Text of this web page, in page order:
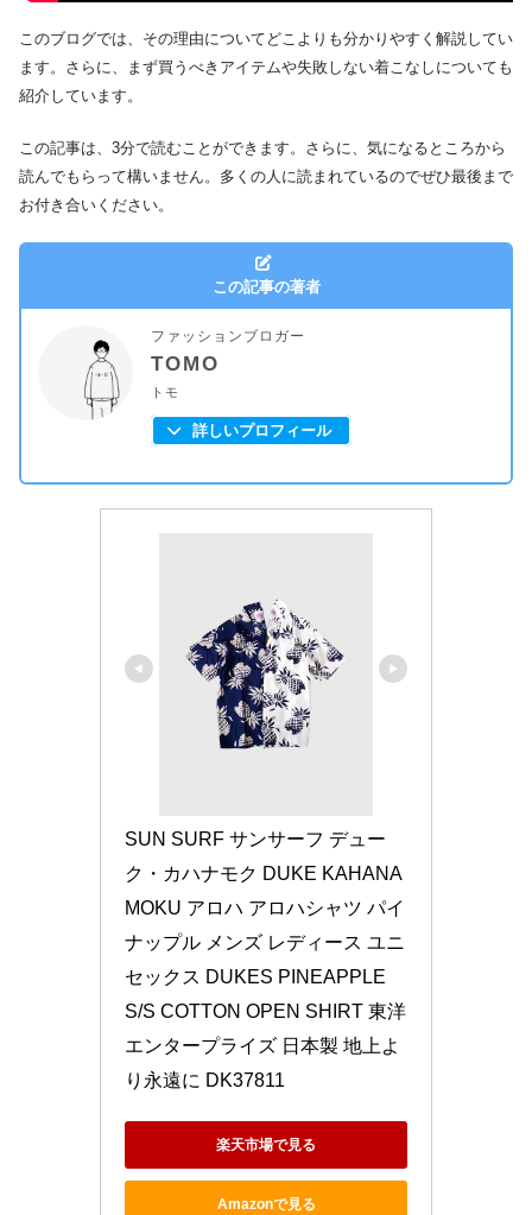
このブログでは、その理由についてどこよりも分かりやすく解説してい
ます。さらに、まず買うべきアイテムや失敗しない着こなしについても
紹介しています。
この記事は、3分で読むことができます。さらに、気になるところから
読んでもらって構いません。多くの人に読まれているのでぜひ最後まで
お付き合いください。
この記事の著者
ファッションブロガー
TOMO
トモ
詳しいプロフィール
SUN SURF サンサーフ デュー
ク・カハナモク DUKE KAHANA
MOKU アロハ アロハシャツ パイ
ナップル メンズ レディース ユニ
セックス DUKES PINEAPPLE
S/S COTTON OPEN SHIRT 東洋
エンタープライズ 日本製 地上よ
り永遠に DK37811
楽天市場で見る
Amazonで見る